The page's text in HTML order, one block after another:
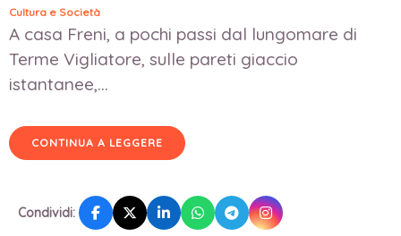
Cultura e Società
A casa Freni, a pochi passi dal lungomare di
Terme Vigliatore, sulle pareti giaccio
istantanee,...
CONTINUA A LEGGERE
Condividi: